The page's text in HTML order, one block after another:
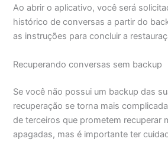
Ao abrir o aplicativo, você será
histórico de conversas a partir do
as instruções para concluir a
Recuperando conversas sem backup
Se você não possui um backup das
recuperação se torna mais
de terceiros que prometem recuperar
apagadas, mas é importante ter